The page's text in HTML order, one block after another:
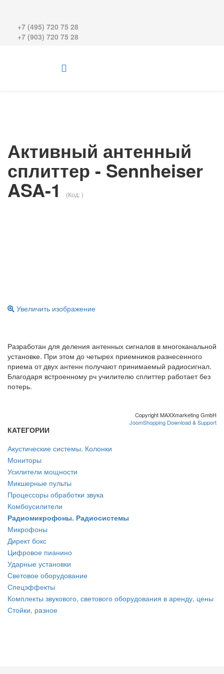
+7 (495) 720 75 28
+7 (903) 720 75 28
Активный антенный
сплиттер - Sennheiser
ASA-1 (Код:)
Увеличить изображение
Разработан для деления антенных сигналов в многоканальной
установке. При этом до четырех приемников разнесенного
приема от двух антенн получают принимаемый радиосигнал.
Благодаря встроенному рч училителю сплиттер работает без
потерь.
Copyright MAXXmarketing GmbH
JoomShopping Download & Support
КАТЕГОРИИ
Акустические системы. Колонки
Мониторы
Усилители мощности
Микшерные пульты
Процессоры обработки звука
Комбоусилители
Радиомикрофоны. Радиосистемы
Микрофоны
Директ бокс
Цифровое пианино
Ударные установки
Световое оборудование
Спецэффекты
Комплекты звукового, светового оборудования в аренду, цены
Стойки, разное